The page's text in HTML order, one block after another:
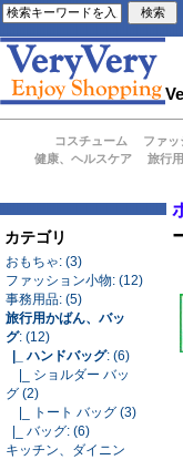
コスチューム ファッ
健康、ヘルスケア
旅行
カテゴリ
おもちゃ: (3)
ファッション小物: (12)
事務用品: (5)
旅行用かばん、バッ
グ: (12)
|_ ハンドバッグ: (6)
|_ ショルダー バッ
グ (2)
|_ トート バッグ (3)
|_ バッグ: (6)
キッチン、ダイニン